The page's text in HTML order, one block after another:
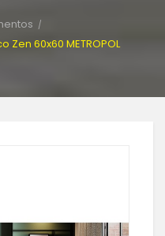
60x60 METROPOL